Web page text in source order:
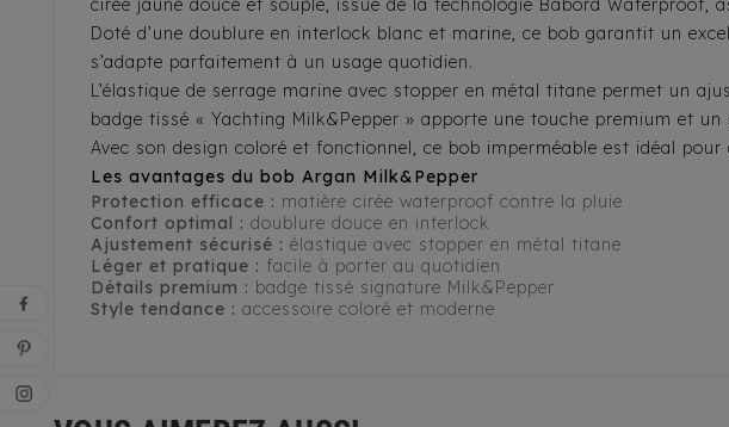
cirée jaune douce et souple, issue de la technologie Babord
Doté d’une doublure en interlock blanc et marine, ce bob garantit un
s’adapte parfaitement à un usage quotidien.
L’élastique de serrage marine avec stopper en métal titane permet un
badge tissé « Yachting Milk&Pepper » apporte une touche premium et
Avec son design coloré et fonctionnel, ce bob imperméable est idéal
Les avantages du bob Argan Milk&Pepper
Protection efficace : matière cirée waterproof contre la pluie
Confort optimal : doublure douce en interlock
Ajustement sécurisé : élastique avec stopper en métal titane
Léger et pratique : facile à porter au quotidien
Détails premium : badge tissé signature Milk&Pepper
Style tendance : accessoire coloré et moderne